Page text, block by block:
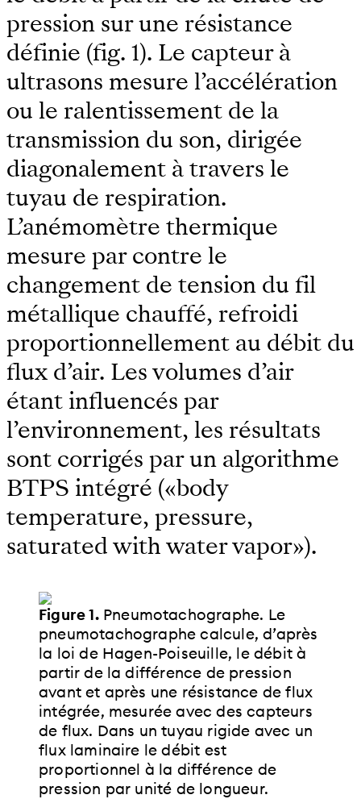
pression sur une résistance
définie (fig. 1). Le capteur à
ultrasons mesure l’accélération
ou le ralentissement de la
transmission du son, dirigée
diagonalement à travers le
tuyau de respiration.
L’anémomètre thermique
mesure par contre le
changement de tension du fil
métallique chauffé, refroidi
proportionnellement au débit du
flux d’air. Les volumes d’air
étant influencés par
l’environnement, les résultats
sont corrigés par un algorithme
BTPS intégré («body
temperature, pressure,
saturated with water vapor»).
Figure 1.Pneumotachographe. Le
pneumotachographe calcule, d’après
la loi de Hagen-Poiseuille, le débit à
partir de la différence de pression
avant et après une résistance de flux
intégrée, mesurée avec des capteurs
de flux. Dans un tuyau rigide avec un
flux laminaire le débit est
proportionnel à la différence de
pression par unité de longueur.